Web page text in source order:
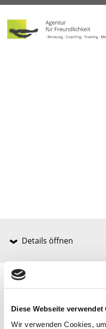
Diese Webseite verwendet
Wir verwenden Cookies,
Details öffnen